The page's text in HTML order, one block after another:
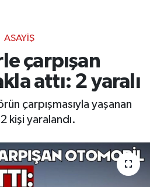
ASAYIŞ
çarpışan
attı: 2 yaralı
çarpışmasıyla yaşanan
kişi yaralandı.